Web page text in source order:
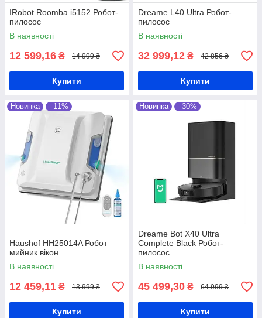
IRobot Roomba i5152 Робот-
пилосос
В наявності
12 599,16 ₴ 14 999 ₴
Купити
Dreame L40 Ultra Робот-
пилосос
В наявності
32 999,12 ₴ 42 856 ₴
Купити
Новинка –11%
Haushof HH25014A Робот
мийник вікон
В наявності
12 459,11 ₴ 13 999 ₴
Купити
Новинка –30%
Dreame Bot X40 Ultra
Complete Black Робот-
пилосос
В наявності
45 499,30 ₴ 64 999 ₴
Купити